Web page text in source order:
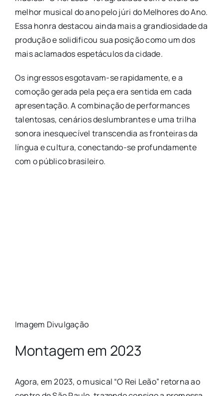
melhor musical do ano pelo júri do Melhores do Ano.
Essa honra destacou ainda mais a grandiosidade da
produção e solidificou sua posição como um dos
mais aclamados espetáculos da cidade.
Os ingressos esgotavam-se rapidamente, e a
comoção gerada pela peça era sentida em cada
apresentação. A combinação de performances
talentosas, cenários deslumbrantes e uma trilha
sonora inesquecível transcendia as fronteiras da
língua e cultura, conectando-se profundamente
com o público brasileiro.
Imagem Divulgação
Montagem em 2023
Agora, em 2023, o musical “O Rei Leão” retorna ao